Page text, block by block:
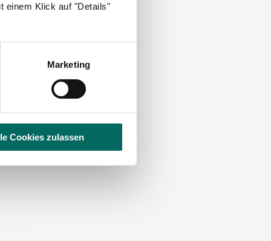
einem Klick auf "Details"
Marketing
Cookies zulassen